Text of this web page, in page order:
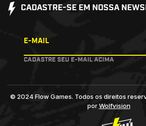
CADASTRE-SE EM NOSSA
E-MAIL
CADASTRE SEU E-MAIL ACIMA
© 2024 Flow Games. Todos os direitos
porWolfvision